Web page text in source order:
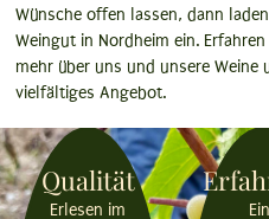
Wünsche offen lassen, dann
Weingut in Nordheim ein.
mehr über uns und unsere Weine
vielfältiges Angebot.
Qualität
Erlesen im